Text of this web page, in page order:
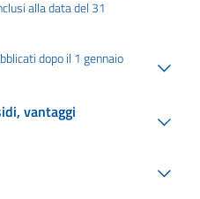
alla data del 31
dopo il 1 gennaio
vantaggi